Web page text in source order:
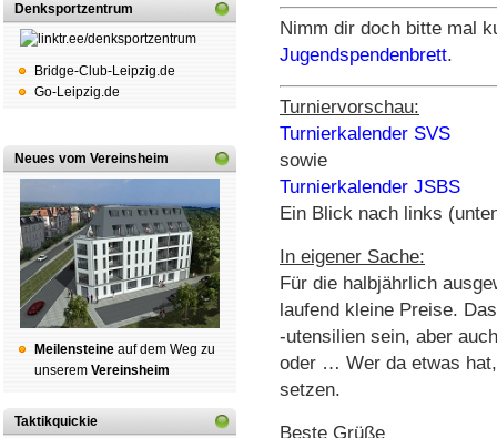
Denksportzentrum
Bridge-Club-Leipzig.de
Go-Leipzig.de
Neues vom Vereinsheim
Mei­len­stei­ne auf dem Weg zu
un­se­rem Ver­eins­heim
Taktikquickie
Nimm dir doch bitte mal
Jugendspendenbrett.
Turniervorschau:
Turnierkalender SVS
sowie
Turnierkalender JSBS
Ein Blick nach links
In eigener Sache:
Für die halbjährlich
laufend kleine Preise.
-utensilien sein, aber
oder … Wer da etwas
setzen.
Beste Grüße